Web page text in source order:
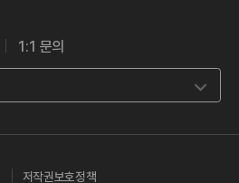
1:1 문의
저작권보호정책